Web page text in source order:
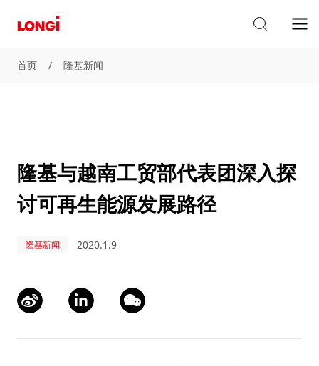
首页 / 隆基新闻
隆基与越南工贸部代表团深入探
讨可再生能源发展路径
隆基新闻 2020.1.9